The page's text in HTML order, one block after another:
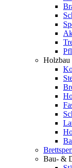
Holzbau
Bau- &